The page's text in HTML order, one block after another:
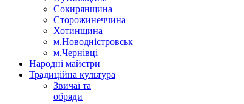
Сокирянщина
Сторожинеччина
Хотинщина
м.Новодністровськ
м.Чернівці
Народні майстри
Традиційна культура
Звичаї та
обряди